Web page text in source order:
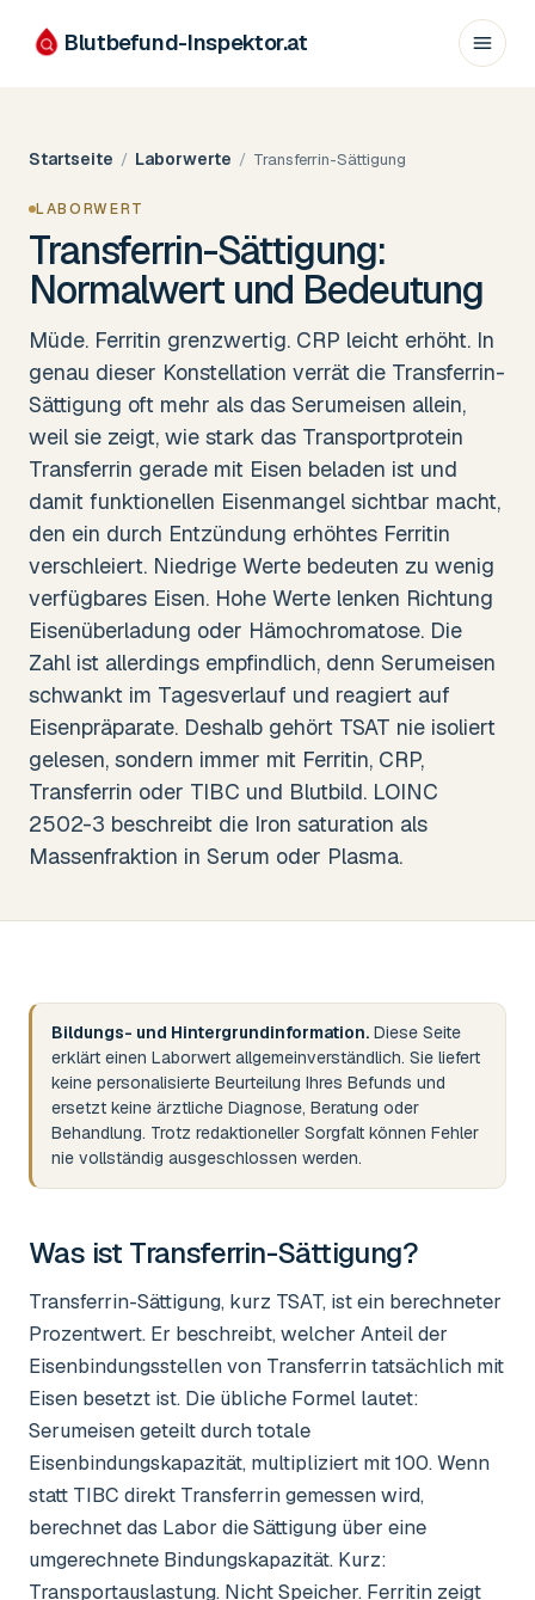
Blutbefund-Inspektor.at
Startseite / Laborwerte / Transferrin-Sättigung
LABORWERT
Transferrin-Sättigung:
Normalwert und Bedeutung
Müde. Ferritin grenzwertig. CRP leicht erhöht. In
genau dieser Konstellation verrät die Transferrin-
Sättigung oft mehr als das Serumeisen allein,
weil sie zeigt, wie stark das Transportprotein
Transferrin gerade mit Eisen beladen ist und
damit funktionellen Eisenmangel sichtbar macht,
den ein durch Entzündung erhöhtes Ferritin
verschleiert. Niedrige Werte bedeuten zu wenig
verfügbares Eisen. Hohe Werte lenken Richtung
Eisenüberladung oder Hämochromatose. Die
Zahl ist allerdings empfindlich, denn Serumeisen
schwankt im Tagesverlauf und reagiert auf
Eisenpräparate. Deshalb gehört TSAT nie isoliert
gelesen, sondern immer mit Ferritin, CRP,
Transferrin oder TIBC und Blutbild. LOINC
2502-3 beschreibt die Iron saturation als
Massenfraktion in Serum oder Plasma.
Bildungs- und Hintergrundinformation. Diese Seite
erklärt einen Laborwert allgemeinverständlich. Sie liefert
keine personalisierte Beurteilung Ihres Befunds und
ersetzt keine ärztliche Diagnose, Beratung oder
Behandlung. Trotz redaktioneller Sorgfalt können Fehler
nie vollständig ausgeschlossen werden.
Was ist Transferrin-Sättigung?
Transferrin-Sättigung, kurz TSAT, ist ein berechneter
Prozentwert. Er beschreibt, welcher Anteil der
Eisenbindungsstellen von Transferrin tatsächlich mit
Eisen besetzt ist. Die übliche Formel lautet:
Serumeisen geteilt durch totale
Eisenbindungskapazität, multipliziert mit 100. Wenn
statt TIBC direkt Transferrin gemessen wird,
berechnet das Labor die Sättigung über eine
umgerechnete Bindungskapazität. Kurz:
Transportauslastung. Nicht Speicher. Ferritin zeigt